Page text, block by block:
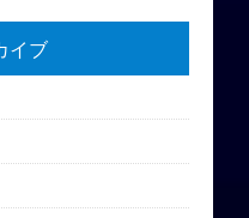
イブ